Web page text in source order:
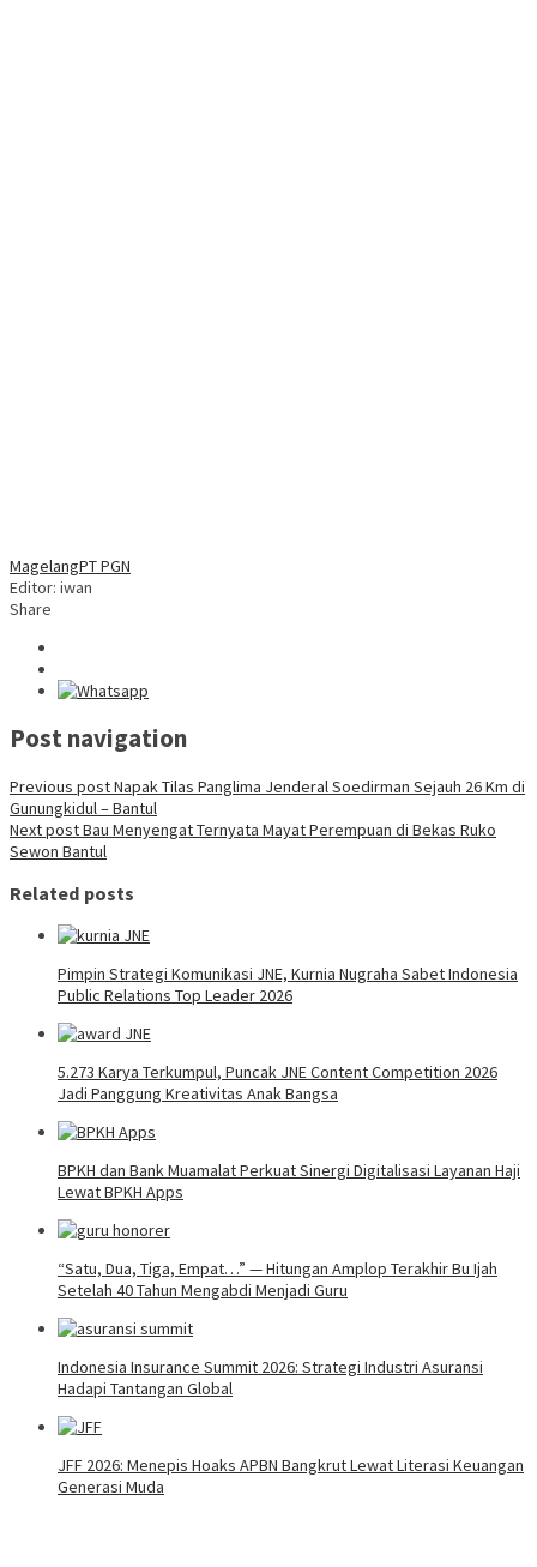
MagelangPT PGN
Editor: iwan
Share
Post navigation
Previous postNapak Tilas Panglima Jenderal Soedirman Sejauh 26 Km di
Gunungkidul – Bantul
Next postBau Menyengat Ternyata Mayat Perempuan di Bekas Ruko
Sewon Bantul
Related posts
Pimpin Strategi Komunikasi JNE, Kurnia Nugraha Sabet Indonesia
Public Relations Top Leader 2026
5.273 Karya Terkumpul, Puncak JNE Content Competition 2026
Jadi Panggung Kreativitas Anak Bangsa
BPKH dan Bank Muamalat Perkuat Sinergi Digitalisasi Layanan Haji
Lewat BPKH Apps
“Satu, Dua, Tiga, Empat…” — Hitungan Amplop Terakhir Bu Ijah
Setelah 40 Tahun Mengabdi Menjadi Guru
Indonesia Insurance Summit 2026: Strategi Industri Asuransi
Hadapi Tantangan Global
JFF 2026: Menepis Hoaks APBN Bangkrut Lewat Literasi Keuangan
Generasi Muda